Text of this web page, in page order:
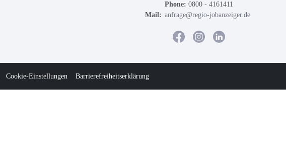
Phone: 0800 - 4161411
Mail: anfrage@regio-jobanzeiger.de
Cookie-Einstellungen Barrierefreiheitserklärung